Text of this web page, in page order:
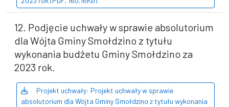
12. Podjęcie uchwały w sprawie absolutorium
dla Wójta Gminy Smołdzino z tytułu
wykonania budżetu Gminy Smołdzino za
2023 rok.
Projekt uchwały: Projekt uchwały w sprawie
absolutorium dla Wójta Gminy Smołdzino z tytułu wykonania